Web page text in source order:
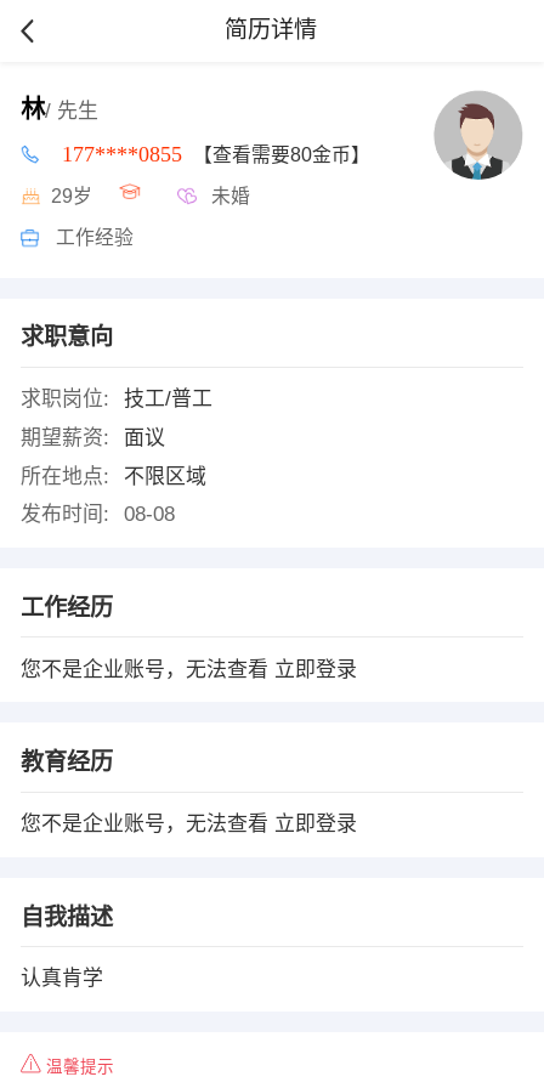
简历详情
林/ 先生
177****0855 【查看需要80金币】
29岁 未婚
工作经验
求职意向
求职岗位:
技工/普工
期望薪资:
面议
所在地点:
不限区域
发布时间:
08-08
工作经历
您不是企业账号，无法查看 立即登录
教育经历
您不是企业账号，无法查看 立即登录
自我描述
认真肯学
温馨提示